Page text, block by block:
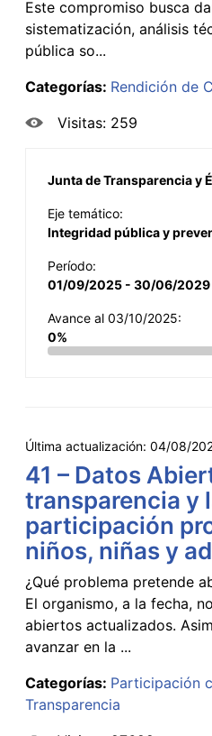
Este compromiso busca
sistematización, análisis
pública so...
Categorías: Rendición de
Visitas: 259
Junta de Transparencia y
Eje temático:
Integridad pública y
Período:
01/09/2025 - 30/06/2029
Avance al 03/10/2025:
0%
Última actualización: 04/08/
41 – Datos
transparencia y
participación
niños, niñas y
¿Qué problema pretende
El organismo, a la fecha,
abiertos actualizados.
avanzar en la ...
Categorías: Participación
Transparencia